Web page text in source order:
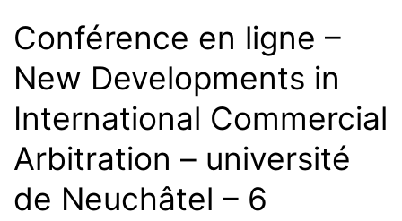
l’IBA
sur
conflits
dans
l’arbitrage
international-
décembre
Conférence en ligne –
New Developments in
International Commercial
Arbitration – université
de Neuchâtel – 6